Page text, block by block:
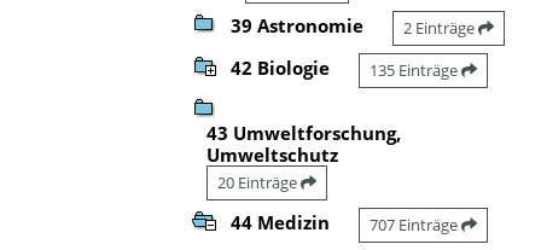
39 Astronomie 2 Einträge
42 Biologie 135 Einträge
43 Umweltforschung,
Umweltschutz
20 Einträge
44 Medizin 707 Einträge